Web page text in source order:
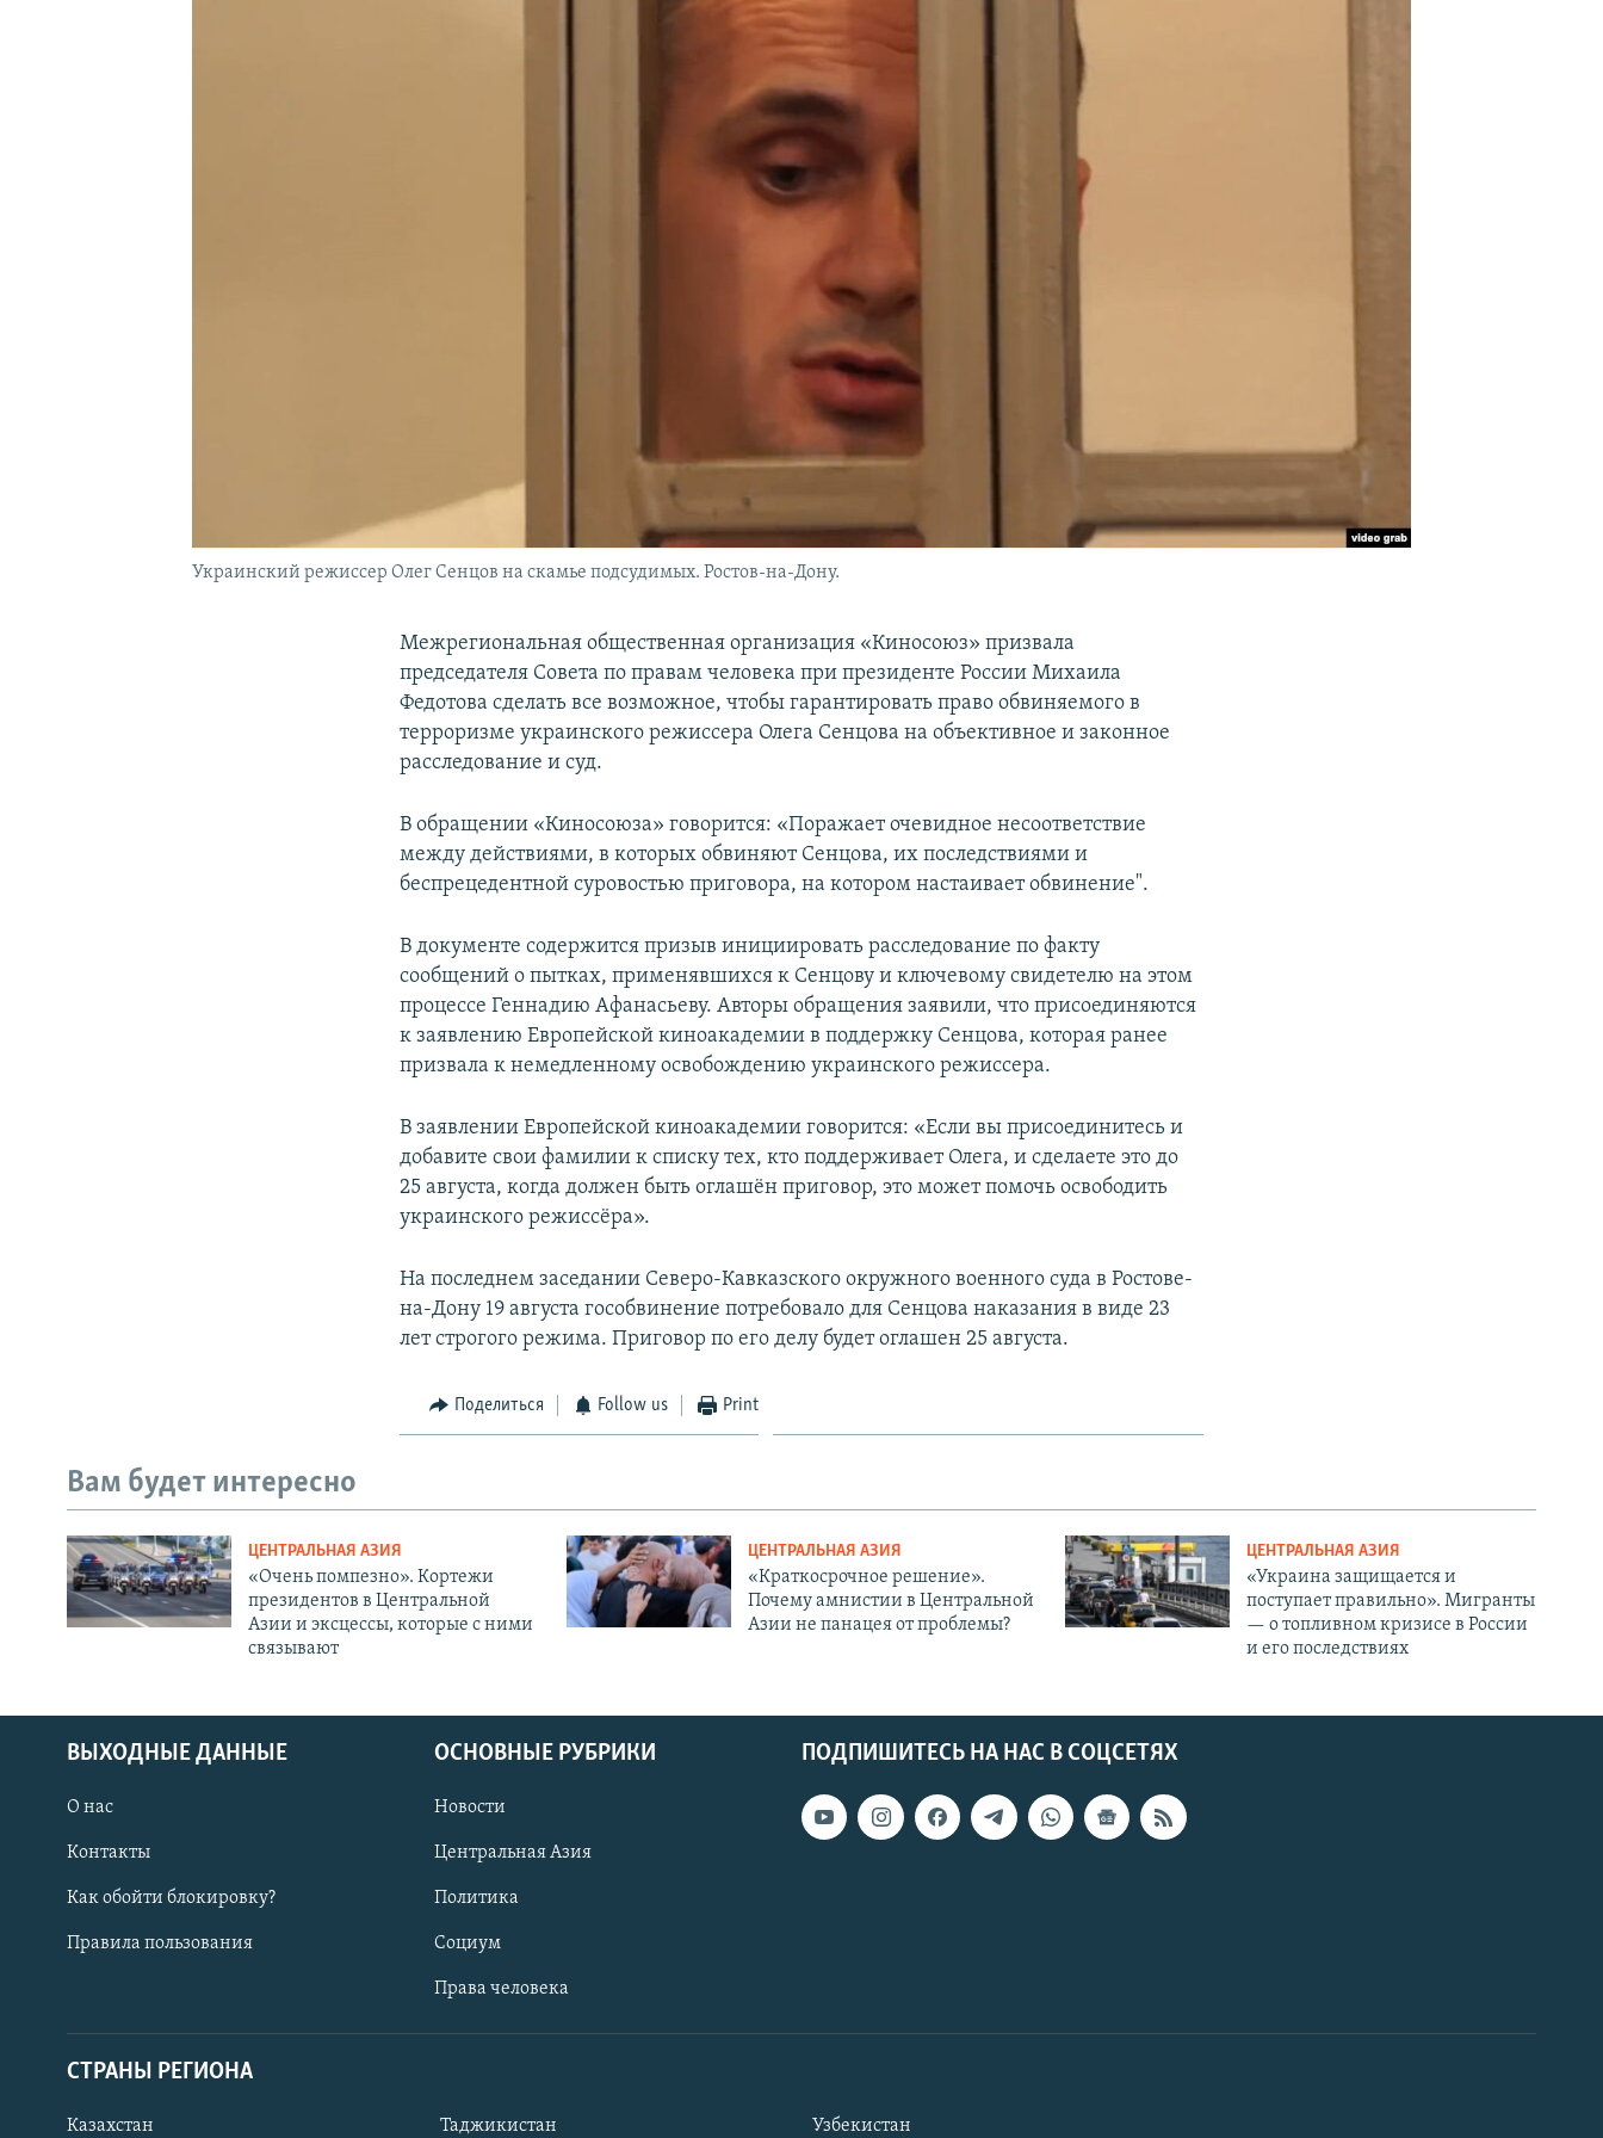
Украинский режиссер Олег Сенцов на скамье подсудимых. Ростов-на-Дону.
Межрегиональная общественная организация «Киносоюз» призвала
председателя Совета по правам человека при президенте России Михаила
Федотова сделать все возможное, чтобы гарантировать право обвиняемого в
терроризме украинского режиссера Олега Сенцова на объективное и законное
расследование и суд.
В обращении «Киносоюза» говорится: «Поражает очевидное несоответствие
между действиями, в которых обвиняют Сенцова, их последствиями и
беспрецедентной суровостью приговора, на котором настаивает обвинение".
В документе содержится призыв инициировать расследование по факту
сообщений о пытках, применявшихся к Сенцову и ключевому свидетелю на этом
процессе Геннадию Афанасьеву. Авторы обращения заявили, что присоединяются
к заявлению Европейской киноакадемии в поддержку Сенцова, которая ранее
призвала к немедленному освобождению украинского режиссера.
В заявлении Европейской киноакадемии говорится: «Если вы присоединитесь и
добавите свои фамилии к списку тех, кто поддерживает Олега, и сделаете это до
25 августа, когда должен быть оглашён приговор, это может помочь освободить
украинского режиссёра».
На последнем заседании Северо-Кавказского окружного военного суда в Ростове-
на-Дону 19 августа гособвинение потребовало для Сенцова наказания в виде 23
лет строгого режима. Приговор по его делу будет оглашен 25 августа.
Поделиться Follow us Print
Вам будет интересно
ЦЕНТРАЛЬНАЯ АЗИЯ
«Очень помпезно». Кортежи
президентов в Центральной
Азии и эксцессы, которые с ними
связывают
ЦЕНТРАЛЬНАЯ АЗИЯ
«Краткосрочное решение».
Почему амнистии в Центральной
Азии не панацея от проблемы?
ЦЕНТРАЛЬНАЯ АЗИЯ
«Украина защищается и
поступает правильно». Мигранты
— о топливном кризисе в России
и его последствиях
ПОДПИШИТЕСЬ НА НАС В СОЦСЕТЯХ
ВЫХОДНЫЕ ДАННЫЕ
О нас
Контакты
Как обойти блокировку?
Правила пользования
ОСНОВНЫЕ РУБРИКИ
Новости
Центральная Азия
Политика
Социум
Права человека
СТРАНЫ РЕГИОНА
Казахстан Таджикистан Узбекистан